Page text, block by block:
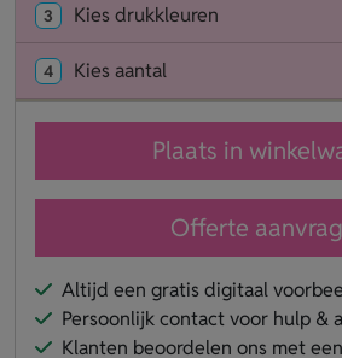
3 Kies drukkleuren
4 Kies aantal
Plaats in
Offerte
Altijd een gratis digitaal
Persoonlijk contact voor hulp &
Klanten beoordelen ons met